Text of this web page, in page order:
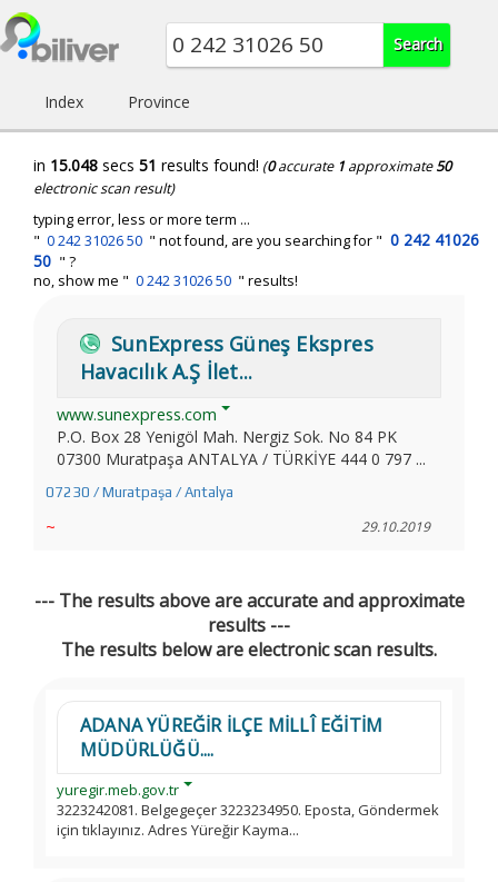
Index Province
in 15.048 secs 51 results found! (0accurate 1 approximate50
electronic scan result)
typing error, less or more term ...
" 0 242 31026 50 " not found, are you searching for " 0 242 41026
50 " ?
no, show me " 0 242 31026 50 " results!
SunExpress Güneş Ekspres
Havacılık A.Ş İlet...
www.sunexpress.com
P.O. Box 28 Yenigöl Mah. Nergiz Sok. No 84 PK
07300 Muratpaşa ANTALYA / TÜRKİYE 444 0 797 ...
07230 / Muratpaşa / Antalya
~ 29.10.2019
--- The results above are accurate and approximate
results ---
The results below are electronic scan results.
ADANA YÜREĞİR İLÇE MİLLÎ EĞİTİM
MÜDÜRLÜĞÜ....
yuregir.meb.gov.tr
3223242081. Belgegeçer 3223234950. Eposta, Göndermek
için tıklayınız. Adres Yüreğir Kayma...